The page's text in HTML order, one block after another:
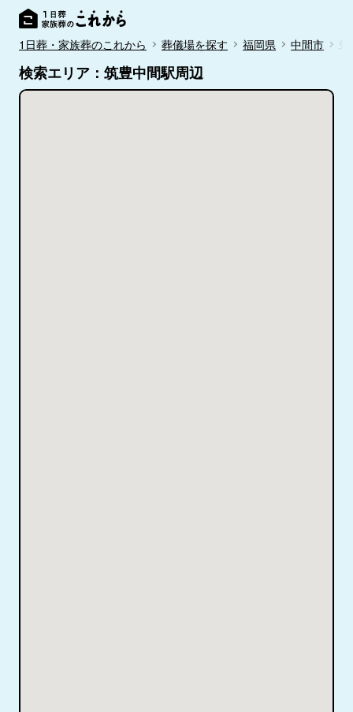
1日葬・家族葬のこれから 葬儀場を探す 福岡県 中間市
検索エリア：筑豊中間駅周辺